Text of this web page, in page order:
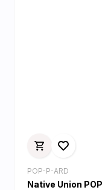
POP-P-ARD
Native Union